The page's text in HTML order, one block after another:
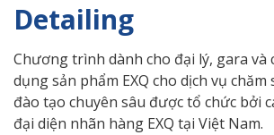
Detailing
Chương trình dành cho đại lý, gara và
dụng sản phẩm EXQ cho dịch vụ chăm
đào tạo chuyên sâu được tổ chức bởi
đại diện nhãn hàng EXQ tại Việt Nam.